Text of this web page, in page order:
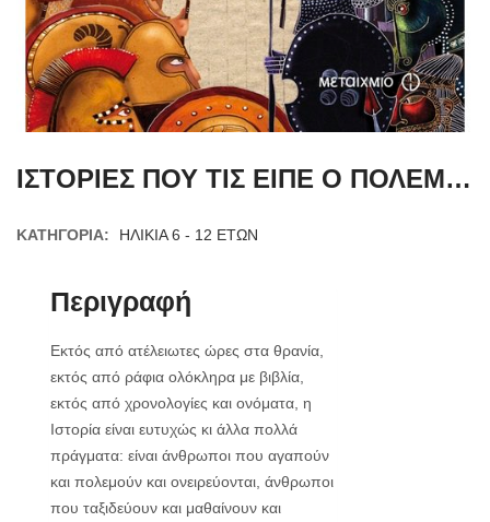
ΙΣΤΟΡΙΕΣ ΠΟΥ ΤΙΣ ΕΙΠΕ Ο ΠΟΛΕΜΟΣ
ΚΑΤΗΓΟΡΊΑ: ΗΛΙΚΙΑ 6 - 12 ΕΤΩΝ
Περιγραφή
Εκτός από ατέλειωτες ώρες στα θρανία,
εκτός από ράφια ολόκληρα με βιβλία,
εκτός από χρονολογίες και ονόματα, η
Ιστορία είναι ευτυχώς κι άλλα πολλά
πράγματα: είναι άνθρωποι που αγαπούν
και πολεμούν και ονειρεύονται, άνθρωποι
που ταξιδεύουν και μαθαίνουν και